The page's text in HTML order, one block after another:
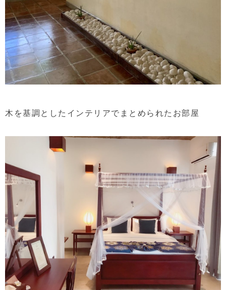
木を基調としたインテリアでまとめられたお部屋